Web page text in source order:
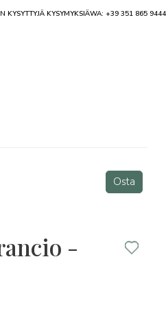
Osta
-
KYSYTTYJÄ KYSYMYKSIÄWA: +39 351 865 9444